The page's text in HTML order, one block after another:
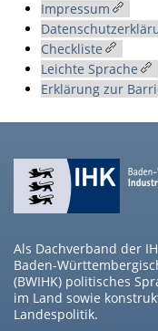
Impressum
Checkliste
Leichte Sprache
Erklärung zur
Als Dachverband der
Baden-
(BWIHK) politisches
im Land sowie
Landespolitik.